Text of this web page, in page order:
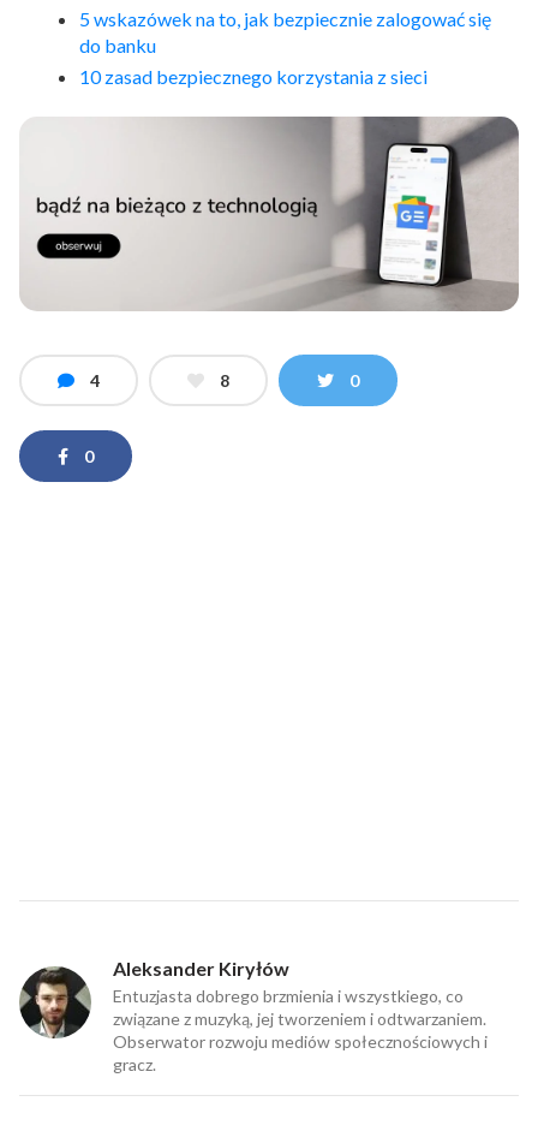
5 wskazówek na to, jak bezpiecznie zalogować się
do banku
10 zasad bezpiecznego korzystania z sieci
4 8 0
0
Aleksander Kiryłów
Entuzjasta dobrego brzmienia i wszystkiego, co
związane z muzyką, jej tworzeniem i odtwarzaniem.
Obserwator rozwoju mediów społecznościowych i
gracz.